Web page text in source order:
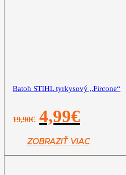
Batoh STIHL tyrkysový „Fircone“
19,90€
Pôvodná
cena
19,90€.
4,99€
4,99€.
ZOBRAZIŤ VIAC